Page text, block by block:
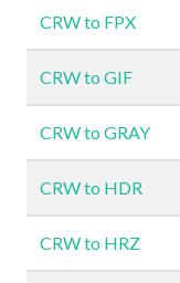
CRW to FPX
CRW to GIF
CRW to GRAY
CRW to HDR
CRW to HRZ